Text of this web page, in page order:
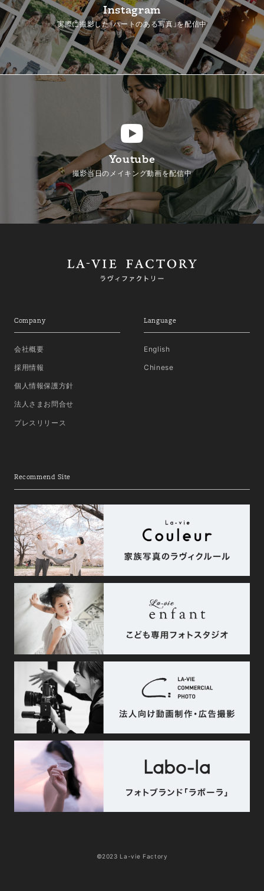
Instagram
実際に撮影した「ハートのある写真」を配信中
Youtube
撮影当日のメイキング動画を配信中
Company
会社概要
採用情報
個人情報保護方針
法人さまお問合せ
プレスリリース
Language
English
Chinese
Recommend Site
©2023 La-vie Factory